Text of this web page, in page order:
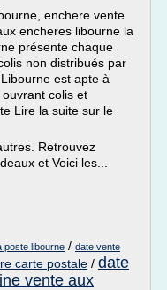
enchere vente
encheres libourne la
présente chaque
non distribués par
est apte à
colis et
Lire la suite sur le
Retrouvez
et Voici les...
poste libourne / date vente
carte postale / date
vente aux